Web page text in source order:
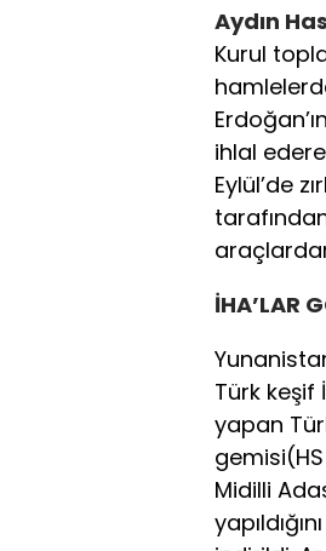
Aydın
Kurul
ihlal
Eylül’de
İHA’LAR
Türk keşif
yapan
Midilli